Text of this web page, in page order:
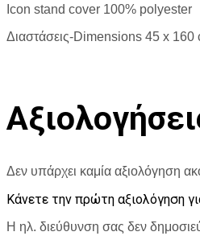
Icon stand cover 100% polyester
Διαστάσεις-Dimensions 45 x 160
Δεν υπάρχει καμία αξιολόγηση
Κάνετε την πρώτη αξιολόγηση
Η ηλ. διεύθυνση σας δεν